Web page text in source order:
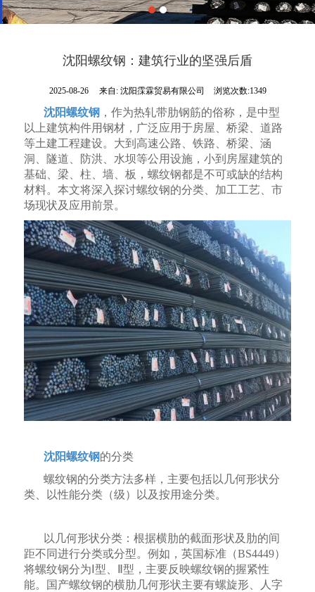
沈阳螺纹钢：建筑行业的坚强后盾
2025-08-26 来自: 沈阳霂霖贸易有限公司 浏览次数:1349
沈阳螺纹钢 ，作为热轧带肋钢筋的俗称，是中型
以上建筑构件用钢材 ，广泛应用于房屋、桥梁、道路
等土建工程建设。大到高速公路、铁路、桥梁、涵
洞、隧道、防洪、水坝等公用设施，小到房屋建筑的
基础、梁、柱、墙、板，螺纹钢都是不可或缺的结构
材料。本文将深入探讨螺纹钢的分类、加工工艺、市
场现状及应用前景。
沈阳螺纹钢的分类
螺纹钢的分类方法多样，主要包括以几何形状分
类、以性能分类（级）以及按用途分类。
以几何形状分类：根据横肋的截面形状及肋的间
距不同进行分类或分型。例如，英国标准（BS4449）
将螺纹钢分为Ⅰ型、Ⅱ型，主要反映螺纹钢的握紧性
能。国产螺纹钢的横肋几何形状主要有螺旋形、人字